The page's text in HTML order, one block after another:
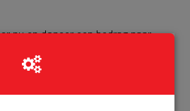
nu en doneer een bedrag naar